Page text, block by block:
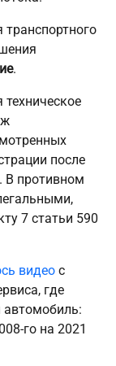
.
техническое
после
В противном
7 статьи 590
видео с
где
автомобиль:
го на 2021